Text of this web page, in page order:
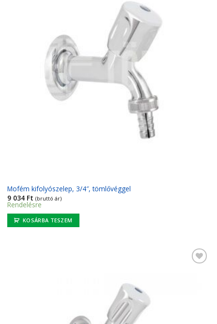
Mofém kifolyószelep, 3/4″, tömlővéggel
9 034 Ft (bruttó ár)
Rendelésre
KOSÁRBA TESZEM